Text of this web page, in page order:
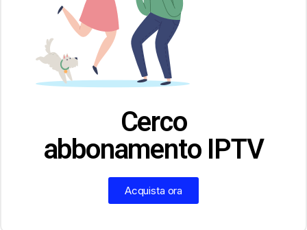
Cerco
abbonamento IPTV
Acquista ora